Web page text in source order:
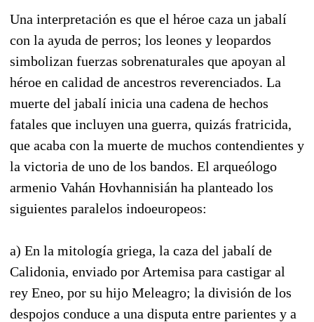
Una interpretación es que el héroe caza un jabalí
con la ayuda de perros; los leones y leopardos
simbolizan fuerzas sobrenaturales que apoyan al
héroe en calidad de ancestros reverenciados. La
muerte del jabalí inicia una cadena de hechos
fatales que incluyen una guerra, quizás fratricida,
que acaba con la muerte de muchos contendientes y
la victoria de uno de los bandos. El arqueólogo
armenio Vahán Hovhannisián ha planteado los
siguientes paralelos indoeuropeos:
a) En la mitología griega, la caza del jabalí de
Calidonia, enviado por Artemisa para castigar al
rey Eneo, por su hijo Meleagro; la división de los
despojos conduce a una disputa entre parientes y a